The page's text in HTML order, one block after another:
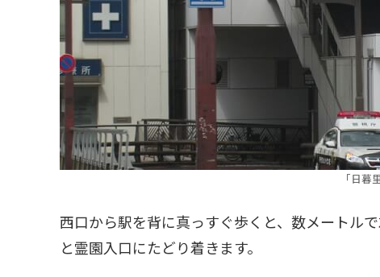
「日暮
西口から駅を背に真っすぐ歩くと、数メートル
と霊園入口にたどり着きます。